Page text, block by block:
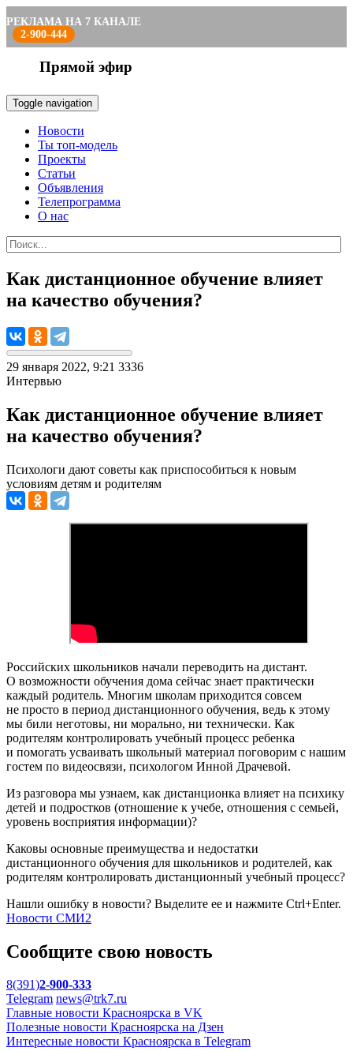
РЕКЛАМА НА 7 КАНАЛЕ
2-900-444
Прямой эфир
Toggle navigation
Новости
Ты топ-модель
Проекты
Статьи
Объявления
Телепрограмма
О нас
Как дистанционное обучение влияет
на качество обучения?
29 января 2022, 9:21 3336
Интервью
Как дистанционное обучение влияет
на качество обучения?
Психологи дают советы как приспособиться к новым
условиям детям и родителям
Российских школьников начали переводить на дистант.
О возможности обучения дома сейчас знает практически
каждый родитель. Многим школам приходится совсем
не просто в период дистанционного обучения, ведь к этому
мы били неготовы, ни морально, ни технически. Как
родителям контролировать учебный процесс ребенка
и помогать усваивать школьный материал поговорим с нашим
гостем по видеосвязи, психологом Инной Драчевой.
Из разговора мы узнаем, как дистанционка влияет на психику
детей и подростков (отношение к учебе, отношения с семьей,
уровень восприятия информации)?
Каковы основные преимущества и недостатки
дистанционного обучения для школьников и родителей, как
родителям контролировать дистанционный учебный процесс?
Нашли ошибку в новости? Выделите ее и нажмите Ctrl+Enter.
Новости СМИ2
Сообщите свою новость
8(391)2-900-333
Telegram news@trk7.ru
Главные новости Красноярска в VK
Полезные новости Красноярска на Дзен
Интересные новости Красноярска в Telegram